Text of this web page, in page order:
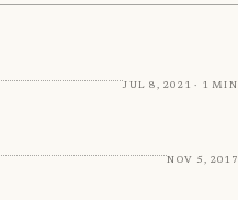
Jul 8, 2021 · 1 min
Nov 5, 2017